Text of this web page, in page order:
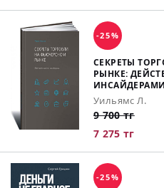
-25%
СЕКРЕТЫ
РЫНКЕ:
ИНСАЙДЕРАМИ
Уильямс Л.
9 700 тг
7 275 тг
-25%